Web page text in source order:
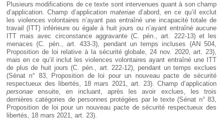
Plusieurs modifications de ce texte sont intervenues quant à son champ
d’application. Champ d’applicationmateriae d’abord, en ce qu’il exclut
les violences volontaires n’ayant pas entraîné une incapacité totale de
travail (ITT) inférieure ou égale à huit jours ou n’ayant entraîné aucune
ITT mais avec circonstance aggravante (C. pén., art. 222-13) et les
menaces (C. pén., art. 433-3), pendant un temps incluses (AN 504,
Proposition de loi relative à la sécurité globale, 24 nov. 2020, art. 23),
mais en ce qu’il inclut les violences volontaires ayant entraîné une ITT
de plus de huit jours (C. pén., art. 222-12), pendant un temps exclues
(Sénat n° 83, Proposition de loi pour un nouveau pacte de sécurité
respectueux des libertés, 18 mars 2021, art. 23). Champ d’application
personae ensuite, en incluant, après les avoir exclues, les trois
dernières catégories de personnes protégées par le texte (Sénat n° 83,
Proposition de loi pour un nouveau pacte de sécurité respectueux des
libertés, 18 mars 2021, art. 23).